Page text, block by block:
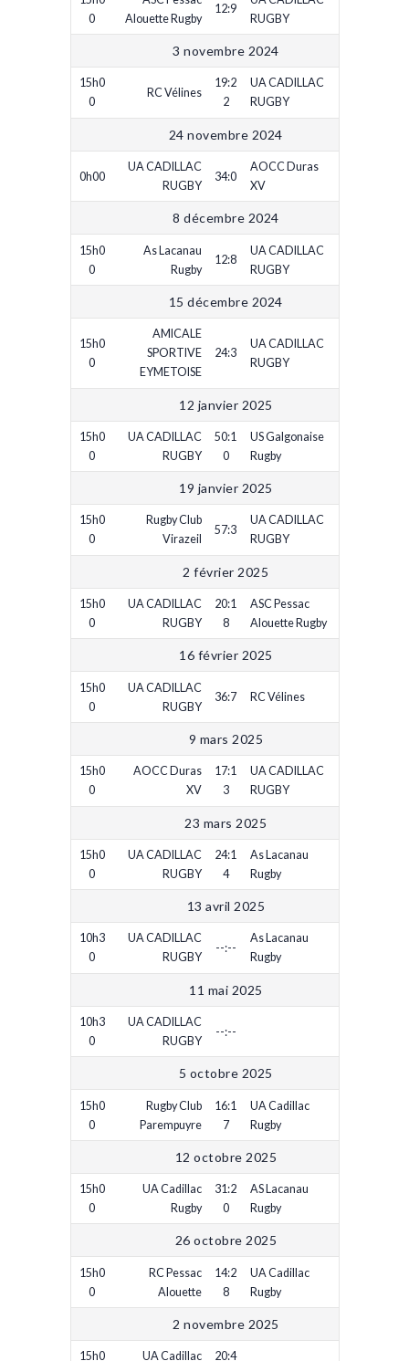
0
Alouette Rugby
12:9
RUGBY
3 novembre 2024
15h0
0
RC Vélines
19:2
2
UA CADILLAC
RUGBY
24 novembre 2024
0h00
UA CADILLAC
RUGBY
34:0
AOCC Duras
XV
8 décembre 2024
15h0
0
As Lacanau
Rugby
12:8
UA CADILLAC
RUGBY
15 décembre 2024
15h0
0
AMICALE
SPORTIVE
EYMETOISE
24:3
UA CADILLAC
RUGBY
12 janvier 2025
15h0
0
UA CADILLAC
RUGBY
50:1
0
US Galgonaise
Rugby
19 janvier 2025
15h0
0
Rugby Club
Virazeil
57:3
UA CADILLAC
RUGBY
2 février 2025
15h0
0
UA CADILLAC
RUGBY
20:1
8
ASC Pessac
Alouette Rugby
16 février 2025
15h0
0
UA CADILLAC
RUGBY
36:7 RC Vélines
9 mars 2025
15h0
0
AOCC Duras
XV
17:1
3
UA CADILLAC
RUGBY
23 mars 2025
15h0
0
UA CADILLAC
RUGBY
24:1
4
As Lacanau
Rugby
13 avril 2025
10h3
0
UA CADILLAC
RUGBY
--:--
As Lacanau
Rugby
11 mai 2025
10h3
0
UA CADILLAC
RUGBY
--:--
5 octobre 2025
15h0
0
Rugby Club
Parempuyre
16:1
7
UA Cadillac
Rugby
12 octobre 2025
15h0
0
UA Cadillac
Rugby
31:2
0
AS Lacanau
Rugby
26 octobre 2025
15h0
0
RC Pessac
Alouette
14:2
8
UA Cadillac
Rugby
2 novembre 2025
15h0
UA Cadillac
20:4